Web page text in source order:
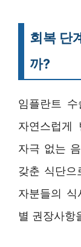
회복 단
까?
임플란트
자연스럽게
자극 없는
갖춘 식단
자분들의
별 권장사항